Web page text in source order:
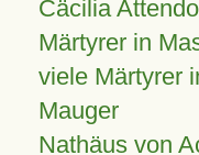
Cäcilia
Märtyrer in
viele Märtyrer
Mauger
Nathäus von